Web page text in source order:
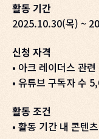
활동 기간
2025.10.30(목) ~
신청 자격
• 아크 레이더스 관
• 유튜브 구독자 수
활동 조건
• 활동 기간 내 콘텐